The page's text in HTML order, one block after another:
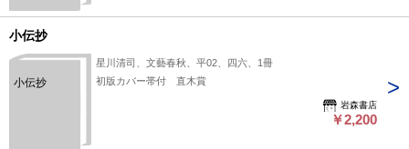
小伝抄
小伝抄
星川清司、文藝春秋、平02、四六、1冊
初版カバー帯付 直木賞
岩森書店
￥2,200